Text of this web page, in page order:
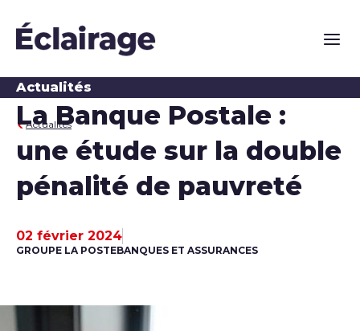
Actualités
Actualités
La Banque Postale :
une étude sur la double
pénalité de pauvreté
Date de publication
02 février 2024
GROUPE LA POSTEBANQUES ET ASSURANCES